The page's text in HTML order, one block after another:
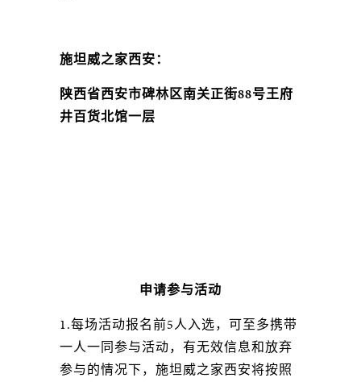
施坦威之家西安：
陕西省西安市碑林区南关正街88号王府
井百货北馆一层
申请参与活动
1.每场活动报名前5人入选，可至多携带
一人一同参与活动，有无效信息和放弃
参与的情况下，施坦威之家西安将按照